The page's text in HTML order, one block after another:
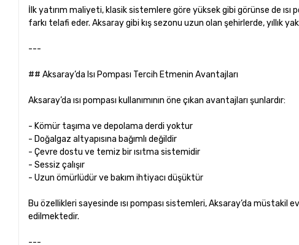
İlk yatırım maliyeti, klasik sistemlere göre yüksek gibi görünse de
farkı telafi eder. Aksaray gibi kış sezonu uzun olan şehirlerde, yıllık
---
## Aksaray’da Isı Pompası Tercih Etmenin Avantajları
Aksaray’da ısı pompası kullanımının öne çıkan avantajları şunlardır:
- Kömür taşıma ve depolama derdi yoktur
- Doğalgaz altyapısına bağımlı değildir
- Çevre dostu ve temiz bir ısıtma sistemidir
- Sessiz çalışır
- Uzun ömürlüdür ve bakım ihtiyacı düşüktür
Bu özellikleri sayesinde ısı pompası sistemleri, Aksaray’da
edilmektedir.
---